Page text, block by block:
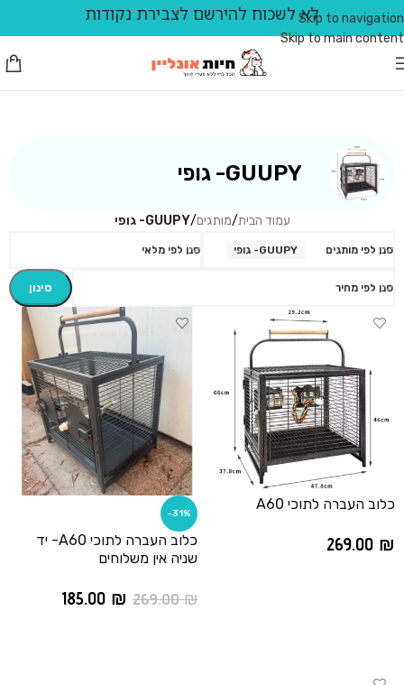
Skip to navigation
Skip to main content
לא לשכוח להירשם לצבירת נקודות
GUUPY- גופי
עמוד הבית/מותגים/GUUPY- גופי
סנן לפי מותגים GUUPY- גופי סנן לפי מלאי
סנן לפי מחיר סינון
כלוב העברה לתוכי A60
269.00 ₪
-31%
כלוב העברה לתוכי A60- יד
שניה אין משלוחים
269.00₪
185.00 ₪